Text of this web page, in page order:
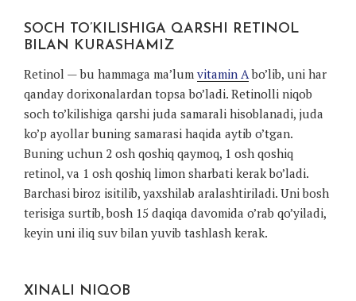
SOCH TO’KILISHIGA QARSHI RETINOL
BILAN KURASHAMIZ
Retinol — bu hammaga ma’lum vitamin Abo’lib, uni har
qanday dorixonalardan topsa bo’ladi. Retinolli niqob
soch to’kilishiga qarshi juda samarali hisoblanadi, juda
ko’p ayollar buning samarasi haqida aytib o’tgan.
Buning uchun 2 osh qoshiq qaymoq, 1 osh qoshiq
retinol, va 1 osh qoshiq limon sharbati kerak bo’ladi.
Barchasi biroz isitilib, yaxshilab aralashtiriladi. Uni bosh
terisiga surtib, bosh 15 daqiqa davomida o’rab qo’yiladi,
keyin uni iliq suv bilan yuvib tashlash kerak.
XINALI NIQOB